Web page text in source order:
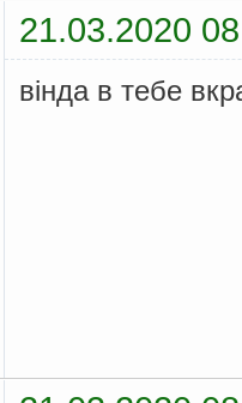
21.03.2020
вінда в тебе